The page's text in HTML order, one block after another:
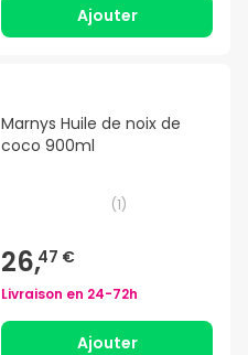
Ajouter
Marnys Huile de noix de
coco 900ml
(1)
26,47 €
Livraison en 24-72h
Ajouter